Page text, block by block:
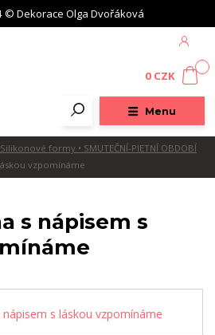
© Dekorace Olga Dvořáková
Menu
0 CZK
Silikonové formy • SMUTEČNÍ-PIETNÍ OBDOBÍ
vzpomínáme
s nápisem s